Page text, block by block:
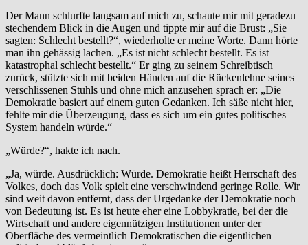
Der Mann schlurfte langsam auf mich zu, schaute mir mit geradezu
stechendem Blick in die Augen und tippte mir auf die Brust: „Sie
sagten: Schlecht bestellt?“, wiederholte er meine Worte. Dann hörte
man ihn gehässig lachen. „Es ist nicht schlecht bestellt. Es ist
katastrophal schlecht bestellt.“ Er ging zu seinem Schreibtisch
zurück, stützte sich mit beiden Händen auf die Rückenlehne seines
verschlissenen Stuhls und ohne mich anzusehen sprach er: „Die
Demokratie basiert auf einem guten Gedanken. Ich säße nicht hier,
fehlte mir die Überzeugung, dass es sich um ein gutes politisches
System handeln würde.“
„Würde?“, hakte ich nach.
„Ja, würde. Ausdrücklich: Würde. Demokratie heißt Herrschaft des
Volkes, doch das Volk spielt eine verschwindend geringe Rolle. Wir
sind weit davon entfernt, dass der Urgedanke der Demokratie noch
von Bedeutung ist. Es ist heute eher eine Lobbykratie, bei der die
Wirtschaft und andere eigennützigen Institutionen unter der
Oberfläche des vermeintlich Demokratischen die eigentlichen